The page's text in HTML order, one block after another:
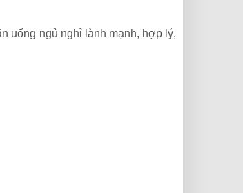
uống ngủ nghỉ lành mạnh, hợp lý,